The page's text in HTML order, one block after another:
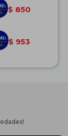
$ 850
$ 953